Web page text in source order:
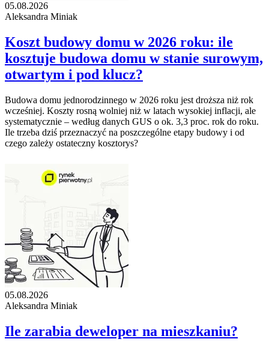
05.08.2026
Aleksandra Miniak
Koszt budowy domu w 2026 roku: ile
kosztuje budowa domu w stanie surowym,
otwartym i pod klucz?
Budowa domu jednorodzinnego w 2026 roku jest droższa niż rok
wcześniej. Koszty rosną wolniej niż w latach wysokiej inflacji, ale
systematycznie – według danych GUS o ok. 3,3 proc. rok do roku.
Ile trzeba dziś przeznaczyć na poszczególne etapy budowy i od
czego zależy ostateczny kosztorys?
05.08.2026
Aleksandra Miniak
Ile zarabia deweloper na mieszkaniu?